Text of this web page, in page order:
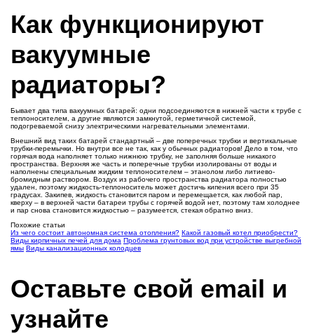
Как функционируют
вакуумные
радиаторы?
Бывает два типа вакуумных батарей: одни подсоединяются в нижней части к трубе с
теплоносителем, а другие являются замкнутой, герметичной системой,
подогреваемой снизу электрическими нагревательными элементами.
Внешний вид таких батарей стандартный – две поперечных трубки и вертикальные
трубки-перемычки. Но внутри все не так, как у обычных радиаторов! Дело в том, что
горячая вода наполняет только нижнюю трубку, не заполняя больше никакого
пространства. Верхняя же часть и поперечные трубки изолированы от воды и
наполнены специальным жидким теплоносителем – этанолом либо литиево-
бромидным раствором. Воздух из рабочего пространства радиатора полностью
удален, поэтому жидкость-теплоноситель может достичь кипения всего при 35
градусах. Закипев, жидкость становится паром и перемещается, как любой пар,
кверху – в верхней части батареи трубы с горячей водой нет, поэтому там холоднее
и пар снова становится жидкостью – разумеется, стекая обратно вниз.
Похожие статьи
Из чего состоит автономная система отопления? Какой газовый котел приобрести?
Виды кирпичных печей для дома Проблема грунтовых вод при устройстве выгребной
ямы Виды канализационных колодцев
Оставьте свой email и
узнайте